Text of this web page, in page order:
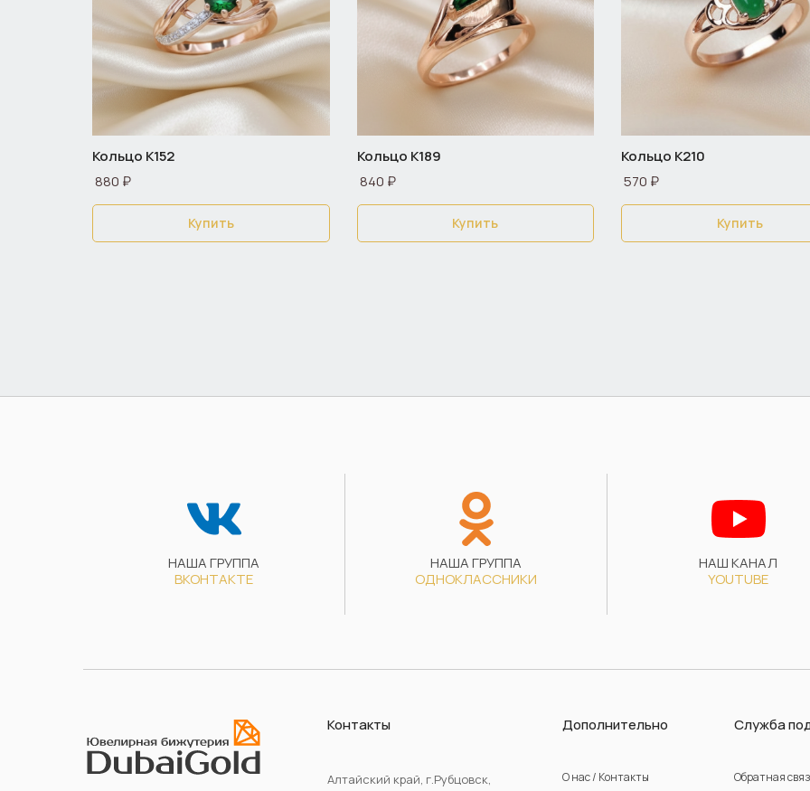
Кольцо К152
880 ₽
Купить
Кольцо К189
840 ₽
Купить
Кольцо К210
570 ₽
Купить
НАША ГРУППА
ВКОНТАКТЕ
НАША ГРУППА
ОДНОКЛАССНИКИ
НАШ КАНАЛ
YOUTUBE
Контакты
Алтайский край, г.Рубцовск,
Дополнительно
О нас / Контакты
Служба
Обратная